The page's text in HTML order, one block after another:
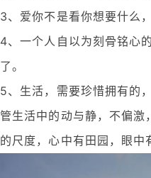
3、爱你不是看你想要什么
4、一个人自以为刻骨铭心
了。
5、生活，需要珍惜拥有的
管生活中的动与静，不偏
的尺度，心中有田园，眼中